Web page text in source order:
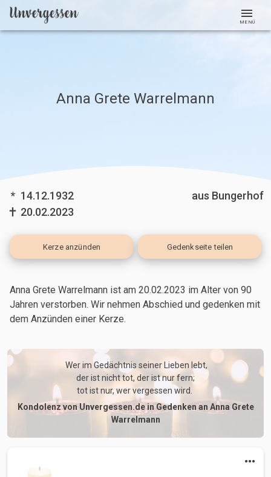
MENÜ
Anna Grete Warrelmann
* 14.12.1932
20.02.2023
aus Bungerhof
Kerze anzünden Gedenkseite teilen
Anna Grete Warrelmann ist am 20.02.2023 im Alter von 90
Jahrenverstorben. Wir nehmen Abschied und gedenken mit
dem Anzünden einer Kerze.
Wer im Gedächtnis seiner Lieben lebt,
der ist nicht tot, der ist nur fern;
tot ist nur, wer vergessen wird.
Kondolenz von Unvergessen.de in Gedenken an Anna Grete
Warrelmann